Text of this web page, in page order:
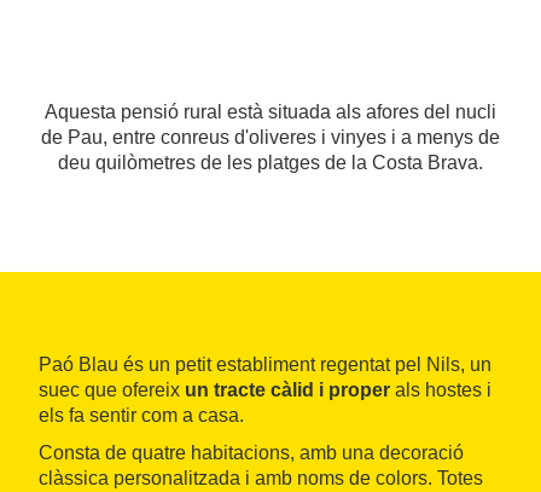
Aquesta pensió rural està situada als afores del nucli
de Pau, entre conreus d'oliveres i vinyes i a menys de
deu quilòmetres de les platges de la Costa Brava.
Paó Blau és un petit establiment regentat pel Nils, un
suec que ofereix un tracte càlid i proper als hostes i
els fa sentir com a casa.
Consta de quatre habitacions, amb una decoració
clàssica personalitzada i amb noms de colors. Totes